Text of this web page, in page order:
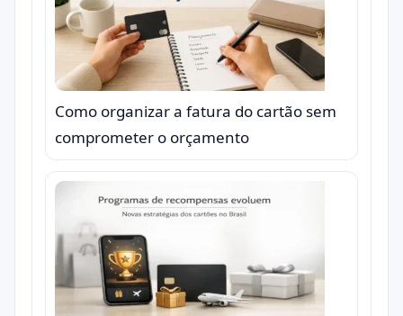
Como organizar a fatura do cartão sem
comprometer o orçamento